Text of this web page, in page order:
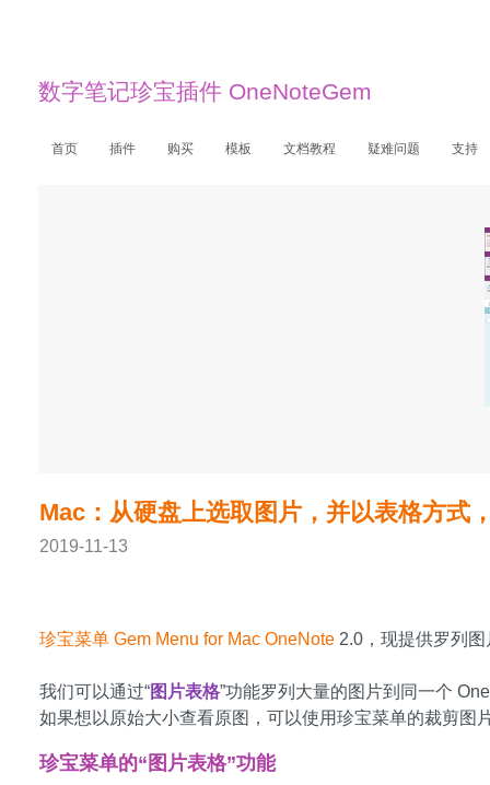
数字笔记珍宝插件 OneNoteGem
首页 插件 购买 模板 文档教程 疑难问题 支持
Mac：从硬盘上选取图片，并以表格方式
2019-11-13
珍宝菜单 Gem Menu for Mac OneNote 2.0，现提供罗列
我们可以通过“图片表格”功能罗列大量的图片到同一个
如果想以原始大小查看原图，可以使用珍宝菜单的裁剪图
珍宝菜单的“图片表格”功能